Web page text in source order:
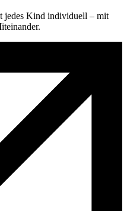
jedes Kind individuell – mit